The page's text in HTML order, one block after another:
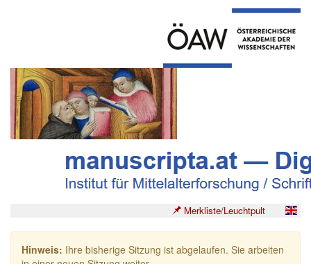
Merkliste/Leuchtpult
Hinweis: Ihre bisherige Sitzung ist abgelaufen. Sie arbeiten